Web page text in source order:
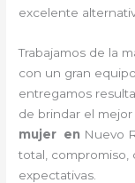
excelente
Trabajamos de la
con un gran
entregamos
de brindar el
mujer en Nuevo
total, compromiso,
expectativas.